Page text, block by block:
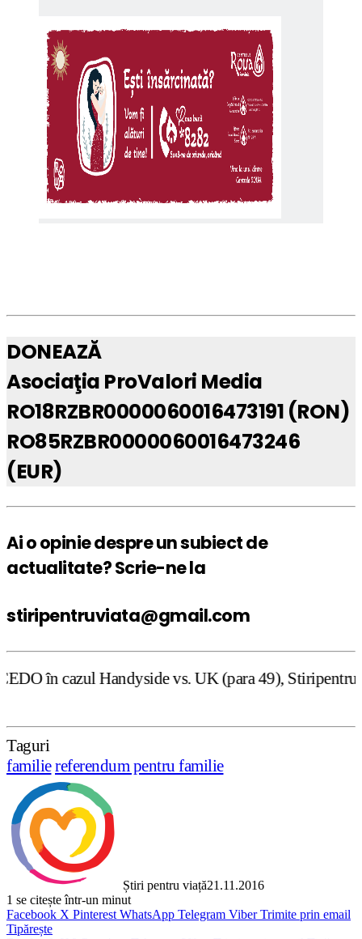
DONEAZĂ
Asociaţia ProValori Media
RO18RZBR0000060016473191 (RON)
RO85RZBR0000060016473246
(EUR)
Ai o opinie despre un subiect de
actualitate? Scrie-ne la
stiripentruviata@gmail.com
vs. UK (para 49), Stiripentruviata.ro
Taguri
familiereferendum pentru familie
Știri pentru viață21.11.2016
1 se citește într-un minut
Facebook X Pinterest WhatsApp Telegram Viber Trimite prin email
Tipărește